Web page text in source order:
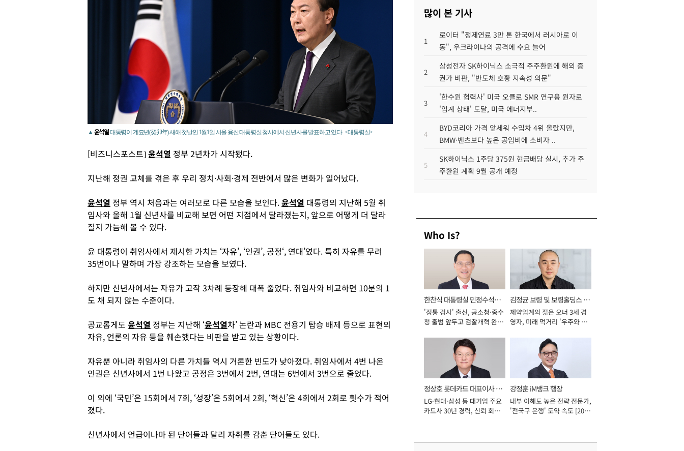
▲ 윤석열대통령이 계묘년(癸卯年) 새해 첫날인 1월1일 서울 용산 대통령실 청사에서 신년사를 발표하고 있다. <대통령실>
[비즈니스포스트]윤석열 정부 2년차가 시작됐다.
지난해 정권 교체를 겪은 후 우리 정치·사회·경제 전반에서 많은 변화가 일어났다.
윤석열 정부 역시 처음과는 여러모로 다른 모습을 보인다.윤석열 대통령의 지난해 5월 취
임사와 올해 1월 신년사를 비교해 보면 어떤 지점에서 달라졌는지, 앞으로 어떻게 더 달라
질지 가늠해 볼 수 있다.
윤 대통령이 취임사에서 제시한 가치는 ‘자유’, ‘인권’, 공정‘, 연대’였다. 특히 자유를 무려
35번이나 말하며 가장 강조하는 모습을 보였다.
하지만 신년사에서는 자유가 고작 3차례 등장해 대폭 줄었다. 취임사와 비교하면 10분의 1
도 채 되지 않는 수준이다.
공교롭게도 윤석열 정부는 지난해 ‘윤석열차’ 논란과 MBC 전용기 탑승 배제 등으로 표현의
자유, 언론의 자유 등을 훼손했다는 비판을 받고 있는 상황이다.
자유뿐 아니라 취임사의 다른 가치들 역시 거론한 빈도가 낮아졌다. 취임사에서 4번 나온
인권은 신년사에서 1번 나왔고 공정은 3번에서 2번, 연대는 6번에서 3번으로 줄었다.
이 외에 ‘국민’은 15회에서 7회, ‘성장’은 5회에서 2회, ‘혁신’은 4회에서 2회로 횟수가 적어
졌다.
신년사에서 언급이나마 된 단어들과 달리 자취를 감춘 단어들도 있다.
많이 본 기사
1
로이터 "정제연료 3만 톤 한국에서 러시아로 이
동", 우크라이나의 공격에 수요 늘어
2
삼성전자 SK하이닉스 소극적 주주환원에 해외 증
권가 비판, "반도체 호황 지속성 의문"
3
'한수원 협력사' 미국 오클로 SMR 연구용 원자로
'임계 상태' 도달, 미국 에너지부..
4
BYD코리아 가격 앞세워 수입차 4위 올랐지만,
BMW·벤츠보다 높은 공임비에 소비자 ..
5
SK하이닉스 1주당 375원 현금배당 실시, 추가 주
주환원 계획 9월 공개 예정
Who Is?
한찬식 대통령실 민정수석비
서관
'정통 검사' 출신, 공소청·중수
청 출범 앞두고 검찰개혁 완수
김정균 보령 및 보령홀딩스 대
표이사 사장
제약업계의 젊은 오너 3세 경
영자, 미래 먹거리 '우주와 헬
정상호 롯데카드 대표이사 사
장
LG·현대·삼성 등 대기업 주요
카드사 30년 경력, 신뢰 회복
강정훈 iM뱅크 행장
내부 이해도 높은 전략 전문가,
'전국구 은행' 도약 속도 [2026